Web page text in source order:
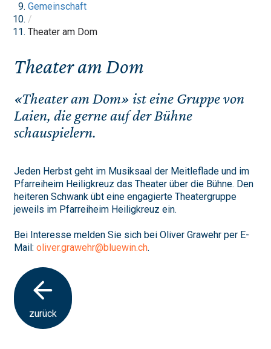
Gemeinschaft
/
Theater am Dom
Theater am Dom
«Theater am Dom» ist eine Gruppe von
Laien, die gerne auf der Bühne
schauspielern.
Jeden Herbst geht im Musiksaal der Meitleflade und im
Pfarreiheim Heiligkreuz das Theater über die Bühne. Den
heiteren Schwank übt eine engagierte Theatergruppe
jeweils im Pfarreiheim Heiligkreuz ein.
Bei Interesse melden Sie sich bei Oliver Grawehr per E-
Mail: oliver.grawehr@bluewin.ch.
zurück